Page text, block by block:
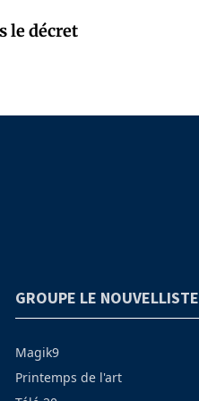
le décret
GROUPE LE NOUVELLISTE
Magik9
Printemps de l'art